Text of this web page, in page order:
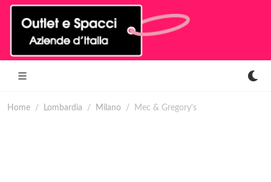
Home Lombardia Milano Mec & Gregory's